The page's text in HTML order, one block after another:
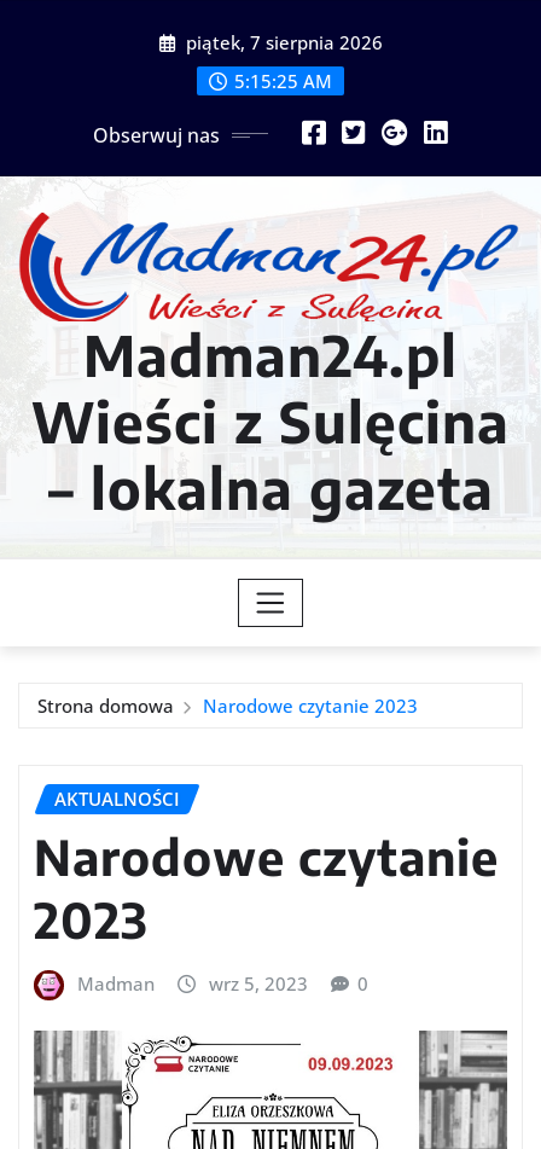
piątek, 7 sierpnia 2026
5:15:27 AM
Obserwuj nas
Madman24.pl
Wieści z Sulęcina
– lokalna gazeta
Strona domowa Narodowe czytanie 2023
AKTUALNOŚCI
Narodowe czytanie
2023
Madman wrz 5, 2023 0